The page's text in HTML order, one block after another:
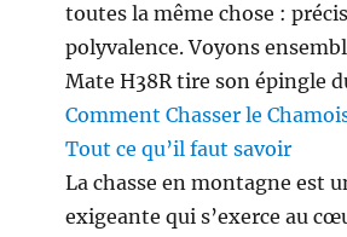
toutes la même chose :
polyvalence. Voyons
Mate H38R tire son épingle
Comment Chasser le
Tout ce qu’il faut savoir
La chasse en montagne est
exigeante qui s’exerce au